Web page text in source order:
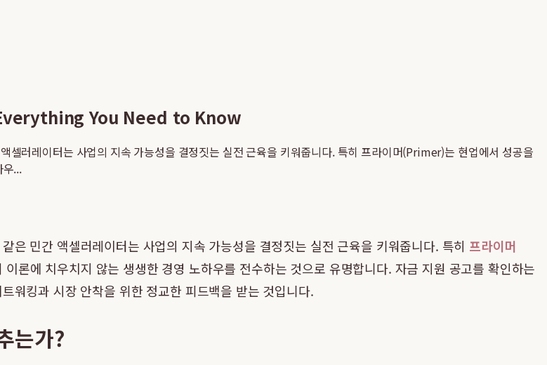
Everything You Need to Know
셀러레이터는 사업의 지속 가능성을 결정짓는 실전 근육을 키워줍니다. 특히 프라이머(Primer)는 현업에서 성공을
...
은 민간 액셀러레이터는 사업의 지속 가능성을 결정짓는 실전 근육을 키워줍니다. 특히 프라이머
론에 치우치지 않는 생생한 경영 노하우를 전수하는 것으로 유명합니다. 자금 지원 공고를 확인하는
워킹과 시장 안착을 위한 정교한 피드백을 받는 것입니다.
는가?